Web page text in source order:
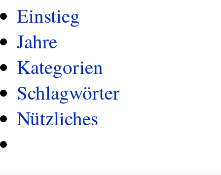
Einstieg
Jahre
Kategorien
Schlagwörter
Nützliches